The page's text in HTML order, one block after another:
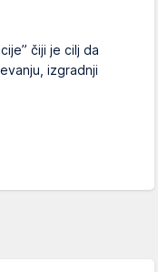
čiji je cilj da
izgradnji